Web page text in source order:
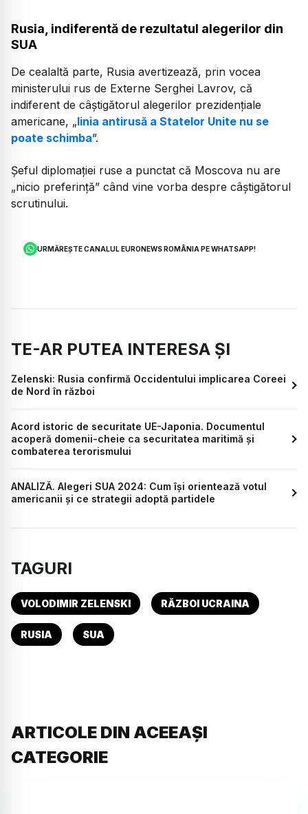
Rusia, indiferentă de rezultatul alegerilor din
SUA
De cealaltă parte, Rusia avertizează, prin vocea
ministerului rus de Externe Serghei Lavrov, că
indiferent de câștigătorul alegerilor prezidențiale
americane, „linia antirusă a Statelor Unite nu se
poate schimba”.
Șeful diplomației ruse a punctat că Moscova nu are
„nicio preferință” când vine vorba despre câștigătorul
scrutinului.
URMĂREȘTE CANALUL EURONEWS ROMÂNIA PE WHATSAPP!
TE-AR PUTEA INTERESA ȘI
Zelenski: Rusia confirmă Occidentului implicarea Coreei
de Nord în război
Acord istoric de securitate UE-Japonia. Documentul
acoperă domenii-cheie ca securitatea maritimă și
combaterea terorismului
ANALIZĂ. Alegeri SUA 2024: Cum își orientează votul
americanii și ce strategii adoptă partidele
TAGURI
VOLODIMIR ZELENSKI RĂZBOI UCRAINA
RUSIA SUA
ARTICOLE DIN ACEEAȘI
CATEGORIE